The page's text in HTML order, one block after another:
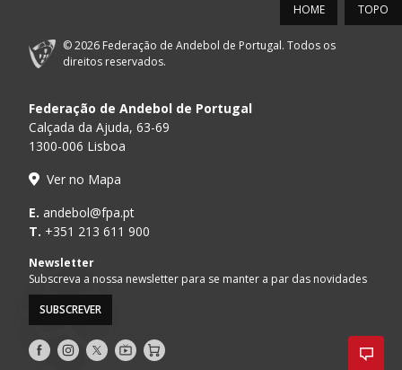
TOPO
HOME
© 2026 Federação de Andebol de Portugal. Todos os
direitos reservados.
Federação de Andebol de Portugal
Calçada da Ajuda, 63-69
1300-006 Lisboa
Ver no Mapa
E. andebol@fpa.pt
T. +351 213 611 900
Newsletter
Subscreva a nossa newsletter para se manter a par das novidades
SUBSCREVER
Siga- Siga- Siga- AndebolTV
Loja